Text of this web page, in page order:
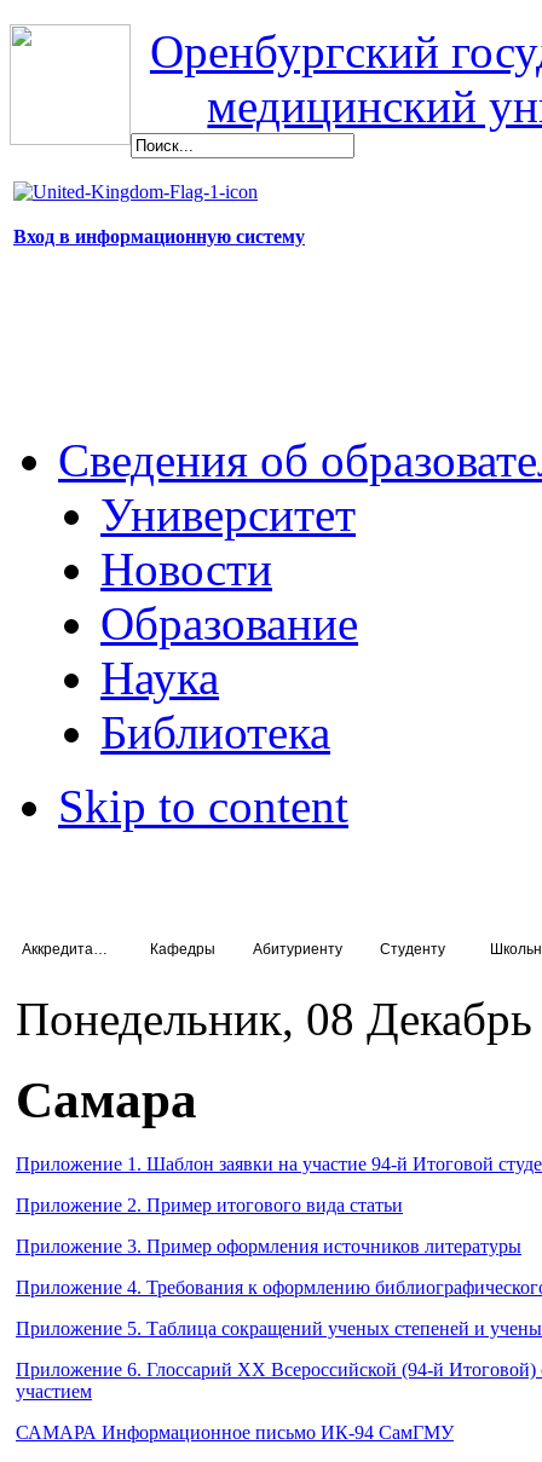
Оренбургский
медицинский
Вход в информационную систему
Сведения об
Университет
Новости
Образование
Наука
Библиотека
Skip to content
Кафедры Абитуриенту Студенту
Понедельник, 08
Самара
Приложение 1. Шаблон заявки на участие 94-й Итоговой
Приложение 2. Пример итогового вида статьи
Приложение 3. Пример оформления источников литературы
Приложение 4. Требования к оформлению
Приложение 5. Таблица сокращений ученых степеней и
Приложение 6. Глоссарий XX Всероссийской (94-й
участием
САМАРА Информационное письмо ИК-94 СамГМУ